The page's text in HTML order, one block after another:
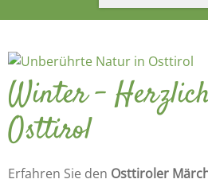
Winter -
Osttirol
Erfahren Sie den Osttiroler